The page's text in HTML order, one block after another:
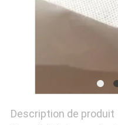
POLICY
Description de produit